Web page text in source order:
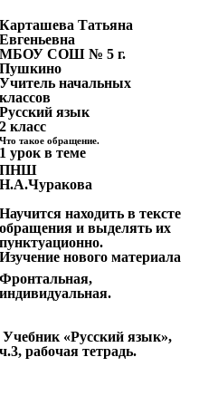
Карташева Татьяна
Евгеньевна
МБОУ СОШ № 5 г.
Пушкино
Учитель начальных
классов
Русский язык
2 класс
Что такое обращение.
1 урок в теме
ПНШ
Н.А.Чуракова
Научится находить в тексте
обращения и выделять их
пунктуационно.
Изучение нового материала
Фронтальная,
индивидуальная.
Учебник «Русский язык»,
ч.3, рабочая тетрадь.